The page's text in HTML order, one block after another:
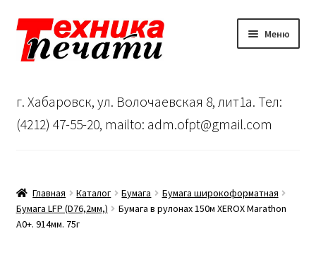
Перейти
навигации
Перейти
содержимому
Меню
Сервисный центр
…
Корзина
г. Хабаровск, ул. Волочаевская 8, лит1а. Тел:
(4212) 47-55-20, mailto: adm.ofpt@gmail.com
Главная Каталог Бумага
Бумага широкоформатная
Бумага LFP (D76,2мм,)
Бумага в рулонах 150м XEROX Marathon
A0+. 914мм. 75г